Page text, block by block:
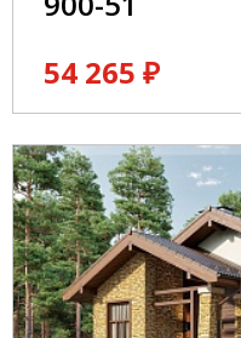
54 265 ₽